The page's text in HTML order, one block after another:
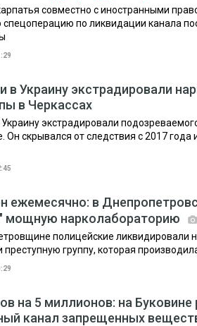
совместно с иностранными
по ликвидации канала
в Украину экстрадировали
в Черкассах
экстрадировали
Он скрывался от следствия с 2017
ежемесячно: в
мощную нарколабораторию
полицейские ликвидировали
преступную группу, которая
на 5 миллионов: на Буковине
канал запрещенных